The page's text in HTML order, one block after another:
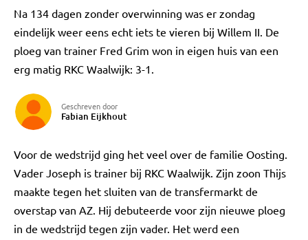
Na 134 dagen zonder overwinning was er zondag
eindelijk weer eens echt iets te vieren bij Willem II. De
ploeg van trainer Fred Grim won in eigen huis van een
erg matig RKC Waalwijk: 3-1.
Geschreven door
Fabian Eijkhout
Voor de wedstrijd ging het veel over de familie Oosting.
Vader Joseph is trainer bij RKC Waalwijk. Zijn zoon Thijs
maakte tegen het sluiten van de transfermarkt de
overstap van AZ. Hij debuteerde voor zijn nieuwe ploeg
in de wedstrijd tegen zijn vader. Het werd een